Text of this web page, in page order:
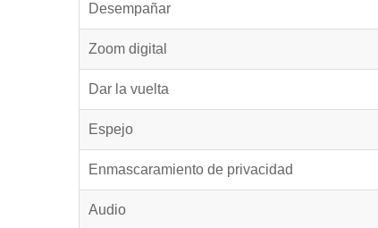
Desempañar
Zoom digital
Dar la vuelta
Espejo
Enmascaramiento de privacidad
Audio